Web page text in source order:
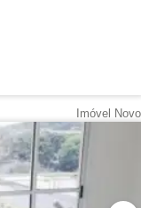
Imóvel Novo